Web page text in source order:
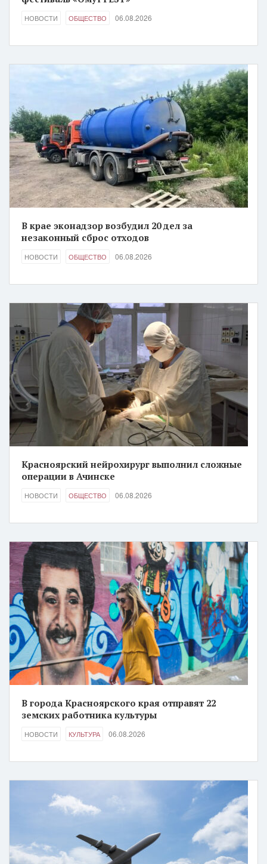
НОВОСТИ ОБЩЕСТВО 06.08.2026
В крае эконадзор возбудил 20 дел за
незаконный сброс отходов
НОВОСТИ ОБЩЕСТВО 06.08.2026
Красноярский нейрохирург выполнил сложные
операции в Ачинске
НОВОСТИ ОБЩЕСТВО 06.08.2026
В города Красноярского края отправят 22
земских работника культуры
НОВОСТИ КУЛЬТУРА 06.08.2026